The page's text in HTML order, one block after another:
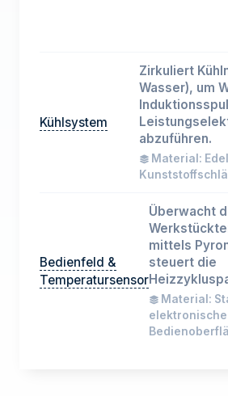
Kühlsystem
Zirkuliert
Wasser), um
abzuführen.
Material:
Bedienfeld &
Temperatursensor
Überwacht
mittels
steuert die
Material:
elektronische